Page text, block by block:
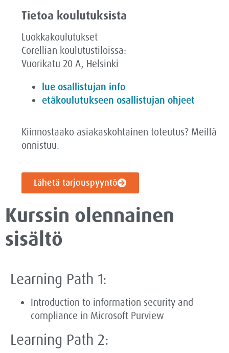
Tietoa koulutuksista
Luokkakoulutukset
Corellian koulutustiloissa:
Vuorikatu 20 A, Helsinki
lue osallistujan info
etäkoulutukseen osallistujan ohjeet
Kiinnostaako asiakaskohtainen toteutus? Meillä
onnistuu.
Lähetä tarjouspyyntö
Kurssin olennainen
sisältö
Learning Path 1:
Introduction to information security and
compliance in Microsoft Purview
Learning Path 2: